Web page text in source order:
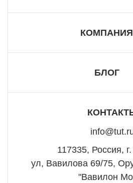
КОМПАНИЯ
БЛОГ
117335, Россия,
ул, Вавилова 69/75,
"Вавилон